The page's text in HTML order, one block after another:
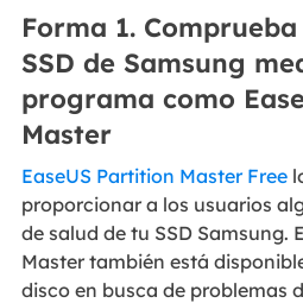
Forma 1.
SSD de Samsung
programa como
Master
EaseUS Partition Master Free
proporcionar a los usuarios
de salud de tu SSD Samsung.
Master también está
disco en busca de problemas